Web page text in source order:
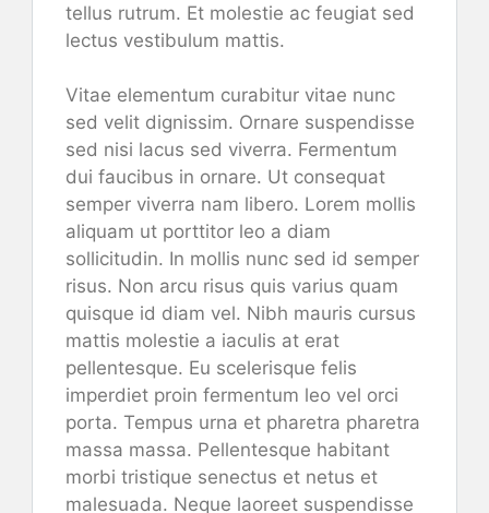
tellus rutrum. Et molestie ac feugiat sed
lectus vestibulum mattis.
Vitae elementum curabitur vitae nunc
sed velit dignissim. Ornare suspendisse
sed nisi lacus sed viverra. Fermentum
dui faucibus in ornare. Ut consequat
semper viverra nam libero. Lorem mollis
aliquam ut porttitor leo a diam
sollicitudin. In mollis nunc sed id semper
risus. Non arcu risus quis varius quam
quisque id diam vel. Nibh mauris cursus
mattis molestie a iaculis at erat
pellentesque. Eu scelerisque felis
imperdiet proin fermentum leo vel orci
porta. Tempus urna et pharetra pharetra
massa massa. Pellentesque habitant
morbi tristique senectus et netus et
malesuada. Neque laoreet suspendisse